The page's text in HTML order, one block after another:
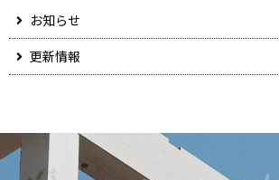
お知らせ
更新情報